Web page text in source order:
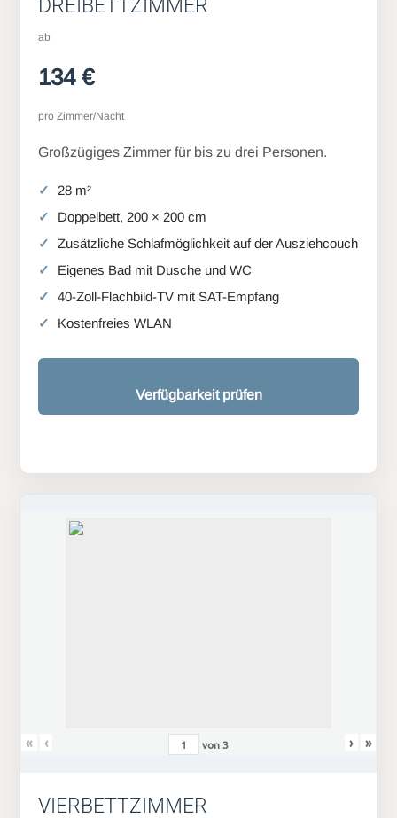
DREIBETTZIMMER
ab
134 €
pro Zimmer/Nacht
Großzügiges Zimmer für bis zu drei Personen.
28 m²
Doppelbett, 200 × 200 cm
Zusätzliche Schlafmöglichkeit auf der Ausziehcouch
Eigenes Bad mit Dusche und WC
40-Zoll-Flachbild-TV mit SAT-Empfang
Kostenfreies WLAN
Verfügbarkeit prüfen
« ‹ von3 › »
VIERBETTZIMMER